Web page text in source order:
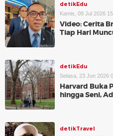
detikEdu
Kamis, 09 Jul 2026
Video: Cerita
Tiap Hari
detikEdu
Selasa, 23 Jun 2026
Harvard Buka
hingga Seni,
detikTravel